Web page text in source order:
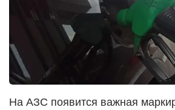
На АЗС появится важная